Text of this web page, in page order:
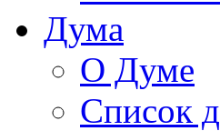
Дума
О Думе
Список